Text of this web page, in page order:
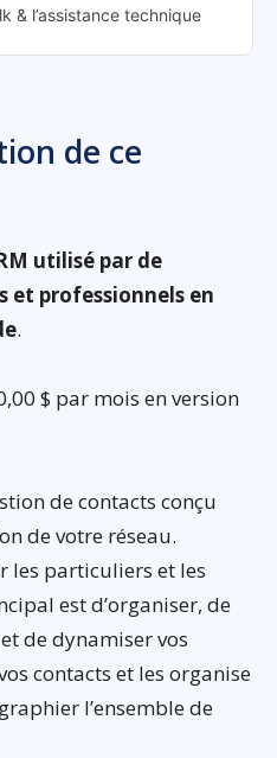
& l’assistance technique
de ce
utilisé par de
et professionnels en
.
$ par mois en version
de contacts conçu
de votre réseau.
les particuliers et les
est d’organiser, de
de dynamiser vos
contacts et les organise
l’ensemble de